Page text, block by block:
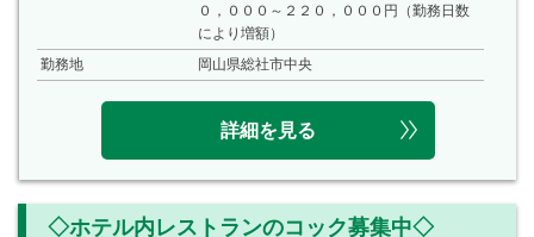
０，０００～２２０，０００円（勤務日数
により増額）
勤務地
岡山県総社市中央
詳細を見る
◇ホテル内レストランのコック募集中◇